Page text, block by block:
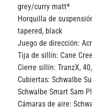
grey/curry matt*
Horquilla de
tapered, black
Juego de dirección:
Tija de sillín: Cane
Cierre sillín:TranzX,
Cubiertas:Schwalbe
Schwalbe Smart Sam
Cámaras de aire: